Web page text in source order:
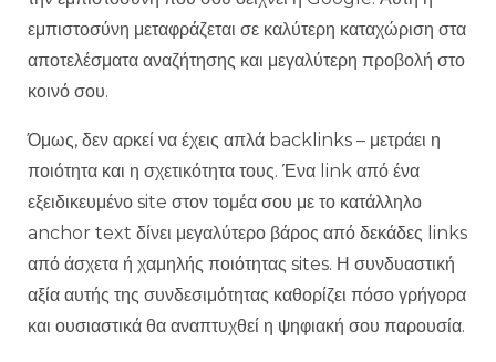
εμπιστοσύνη μεταφράζεται σε καλύτερη καταχώριση στα
αποτελέσματα αναζήτησης και μεγαλύτερη προβολή στο
κοινό σου.
Όμως, δεν αρκεί να έχεις απλά backlinks – μετράει η
ποιότητα και η σχετικότητα τους. Ένα link από ένα
εξειδικευμένο site στον τομέα σου με το κατάλληλο
anchor text δίνει μεγαλύτερο βάρος από δεκάδες links
από άσχετα ή χαμηλής ποιότητας sites. Η συνδυαστική
αξία αυτής της συνδεσιμότητας καθορίζει πόσο γρήγορα
και ουσιαστικά θα αναπτυχθεί η ψηφιακή σου παρουσία.